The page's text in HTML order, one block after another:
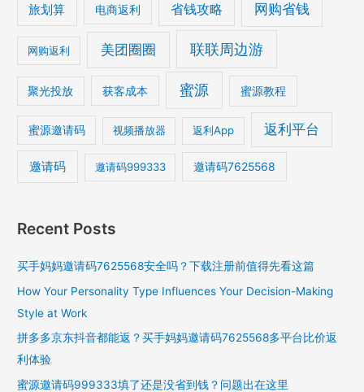
旅划算 电商返利 省钱攻略 网购省钱
网购返利 美团圈圈 联联周边游
聚光投放 获客成本 蜜源 蜜源教程
蜜源邀请码 视频播放器 返利App 返利平台
邀请码 邀请码999333 邀请码7625568
Recent Posts
买手妈妈邀请码7625568安全吗？下载注册前值得先看这篇
How Your Personality Type Influences Your Decision-Making
Style at Work
拼多多京东抖音都能返？买手妈妈邀请码7625568多平台比价返
利体验
蜜源邀请码999333填了还是没省到钱？问题出在这里